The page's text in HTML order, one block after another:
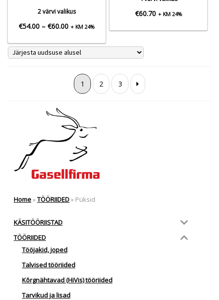
€60.70 + KM 24%
2 värvi valikus
€54.00 – €60.00Hinnavahemik:
kuni
+ KM 24%
1 2 3
Home»TÖÖRIIDED» Püksid
KÄSITÖÖRIISTAD
TÖÖRIIDED
Tööjakid, joped
Talvised tööriided
Kõrgnähtavad (HiVis) tööriided
Tarvikud ja lisad